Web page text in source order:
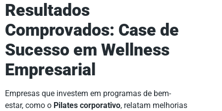
Resultados
Comprovados: Case de
Sucesso em Wellness
Empresarial
Empresas que investem em programas de bem-
estar, como o Pilates corporativo, relatam melhorias